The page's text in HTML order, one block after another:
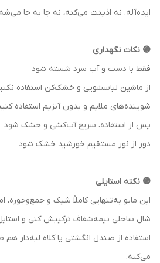
ایده‌آله. نه اذیتت می‌کنه، نه جا به جا
🟣 نکات نگهداری
فقط با دست و آب سرد شسته شود
از ماشین لباسشویی و خشک‌کن استفاده
شوینده‌های ملایم و بدون آنزیم استفاده
پس از استفاده، سریع آب‌کشی و خشک شود
دور از نور مستقیم خورشید خشک شود
🟣 نکته استایلی
این مایو به‌تنهایی کاملاً شیک و جمع‌وجوره،
شال ساحلی نیمه‌شفاف ترکیبش کنی و
استفاده از صندل‌ انگشتی یا کلاه لبه‌دار
می‌کنه.